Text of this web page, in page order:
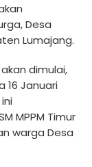
Desa
Lumajang.
dimulai,
16 Januari
MPPM Timur
warga Desa